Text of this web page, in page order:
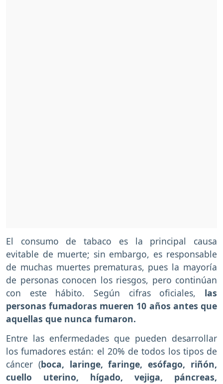
El consumo de tabaco es la principal causa
evitable de muerte; sin embargo, es responsable
de muchas muertes prematuras, pues la mayoría
de personas conocen los riesgos, pero continúan
con este hábito. Según cifras oficiales, las
personas fumadoras mueren 10 años antes que
aquellas que nunca fumaron.
Entre las enfermedades que pueden desarrollar
los fumadores están: el 20% de todos los tipos de
cáncer (boca, laringe, faringe, esófago, riñón,
cuello uterino, hígado, vejiga, páncreas,